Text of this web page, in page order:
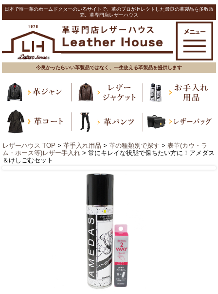
日本で唯一革のホームドクターのいるサイトで、革のプロがセレクトした最良の革製品を多数販
売。革専門店レザーハウス
今良かったらいい革製品ではなく、一生使える革製品を提供します
レザーハウス TOP > 革手入れ用品 > 革の種類別で探す > 表革(カウ・ラ
ム・ホース等)レザー手入れ > 常にキレイな状態で保ちたい方に！アメダス
＆けしごむセット